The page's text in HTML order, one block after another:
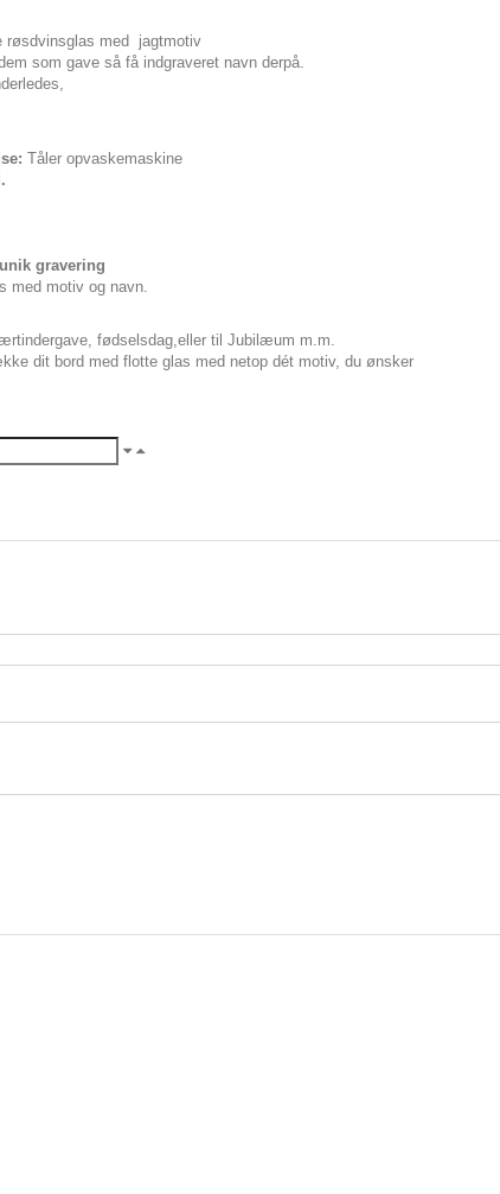
røsdvinsglas med jagtmotiv
som gave så få indgraveret navn derpå.
Tåler opvaskemaskine
gravering
med motiv og navn.
fødselsdag,eller til Jubilæum m.m.
dit bord med flotte glas med netop dét motiv, du ønsker